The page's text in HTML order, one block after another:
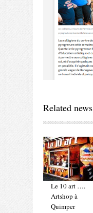
Related news
Le 10 art ….
Artshop à
Quimper